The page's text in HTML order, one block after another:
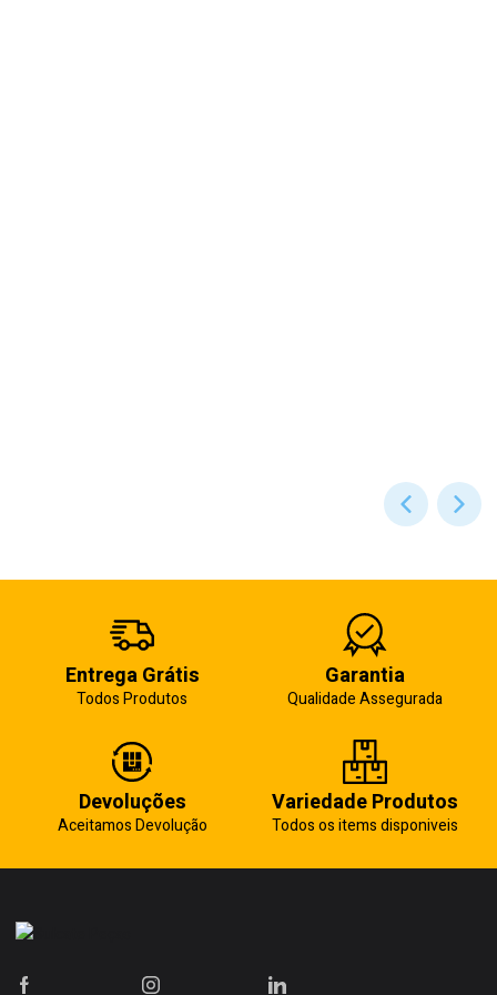
Entrega Grátis
Todos Produtos
Garantia
Qualidade Assegurada
Devoluções
Aceitamos Devolução
Variedade Produtos
Todos os items disponiveis